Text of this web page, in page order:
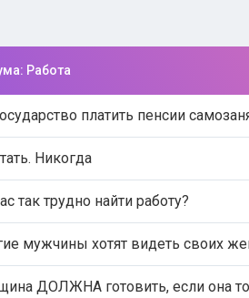
Работа
платить пенсии
Никогда
так трудно найти работу?
мужчины хотят видеть своих
ДОЛЖНА готовить, если она